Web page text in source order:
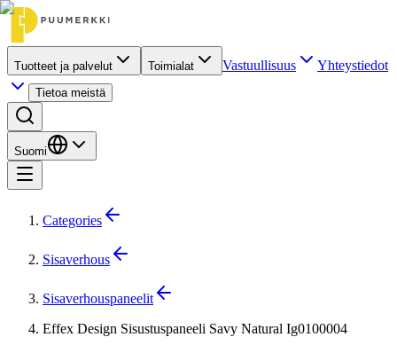
Tuotteet ja palvelut Toimialat Vastuullisuus Yhteystiedot
Tietoa meistä
Suomi
Categories
Sisaverhous
Sisaverhouspaneelit
Effex Design Sisustuspaneeli Savy Natural Ig0100004